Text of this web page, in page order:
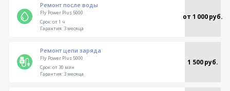
Ремонт после воды
Fly Power Plus 5000 от 1 000 руб.
Срок:от 1 ч
Гарантия:3 месяца
Ремонт цепи заряда
Fly Power Plus 5000 1 500 руб.
Срок:от 30 мин
Гарантия:3 месяца